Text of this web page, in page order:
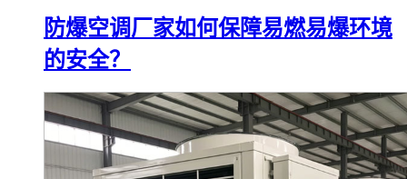
防爆空调厂家如何保障易燃易爆环境
的安全？